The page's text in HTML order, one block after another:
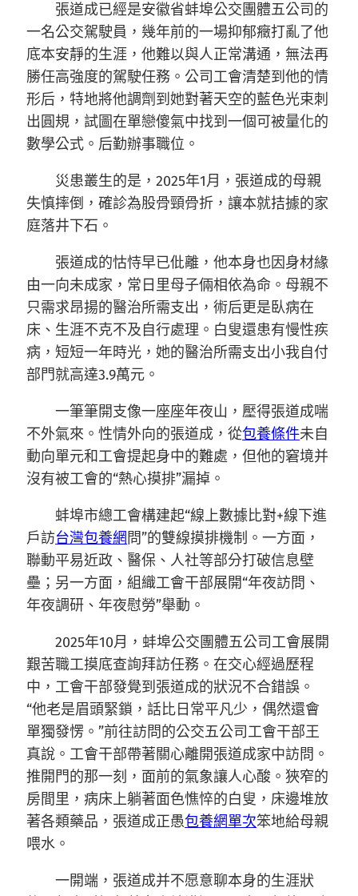
張道成已經是安徽省蚌埠公交團體五公司的
一名公交駕駛員，幾年前的一場抑郁癥打亂了他
底本安靜的生涯，他難以與人正常溝通，無法再
勝任高強度的駕駛任務。公司工會清楚到他的情
形后，特地將他調劑到她對著天空的藍色光束刺
出圓規，試圖在單戀傻氣中找到一個可被量化的
數學公式。后勤辦事職位。
災患叢生的是，2025年1月，張道成的母親
失慎摔倒，確診為股骨頸骨折，讓本就拮據的家
庭落井下石。
張道成的怙恃早已仳離，他本身也因身材緣
由一向未成家，常日里母子倆相依為命。母親不
只需求昂揚的醫治所需支出，術后更是臥病在
床、生涯不克不及自行處理。白叟還患有慢性疾
病，短短一年時光，她的醫治所需支出小我自付
部門就高達3.9萬元。
一筆筆開支像一座座年夜山，壓得張道成喘
不外氣來。性情外向的張道成，從包養條件未自
動向單元和工會提起身中的難處，但他的窘境并
沒有被工會的“熱心摸排”漏掉。
蚌埠市總工會構建起“線上數據比對+線下進
戶訪台灣包養網 問”的雙線摸排機制。一方面，
聯動平易近政、醫保、人社等部分打破信息壁
壘；另一方面，組織工會干部展開“年夜訪問、
年夜調研、年夜慰勞”舉動。
2025年10月，蚌埠公交團體五公司工會展開
艱苦職工摸底查詢拜訪任務。在交心經過歷程
中，工會干部發覺到張道成的狀況不合錯誤。
“他老是眉頭緊鎖，話比日常平凡少，偶然還會
單獨發愣。”前往訪問的公交五公司工會干部王
真說。工會干部帶著關心離開張道成家中訪問。
推開門的那一刻，面前的氣象讓人心酸。狹窄的
房間里，病床上躺著面色憔悴的白叟，床邊堆放
著各類藥品，張道成正愚包養網單次笨地給母親
喂水。
一開端，張道成并不愿意聊本身的生涯狀